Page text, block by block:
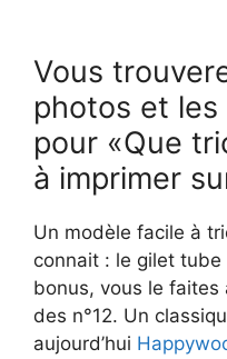
Vous
photos et
pour «Que
à imprimer
Un modèle facile à
connait : le gilet tube
bonus, vous le faites
des n°12. Un
aujourd’hui